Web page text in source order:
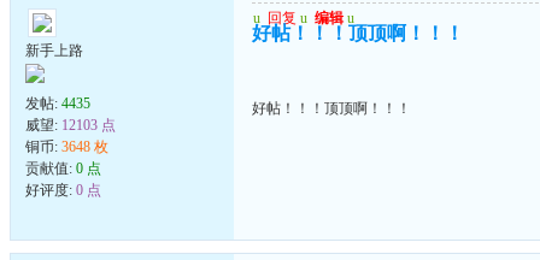
新手上路
发帖: 4435
威望: 12103 点
铜币: 3648 枚
贡献值: 0 点
好评度: 0 点
u 回复 u 编辑 u
好帖！！！顶顶啊！！！
好帖！！！顶顶啊！！！